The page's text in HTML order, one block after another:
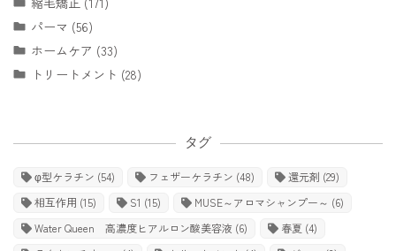
パーマ (56)
ホームケア (33)
トリートメント (28)
タグ
φ型ケラチン (54) フェザーケラチン (48) 還元剤 (29)
相互作用 (15) S1 (15) MUSE～アロマシャンプー～ (6)
Water Queen 高濃度ヒアルロン酸美容液 (6) 春夏 (4)